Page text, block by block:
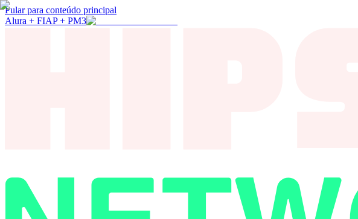
Pular para conteúdo principal
Alura + FIAP + PM3